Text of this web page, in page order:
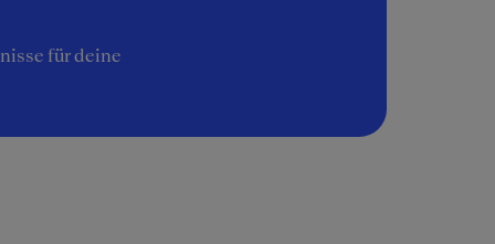
für deine